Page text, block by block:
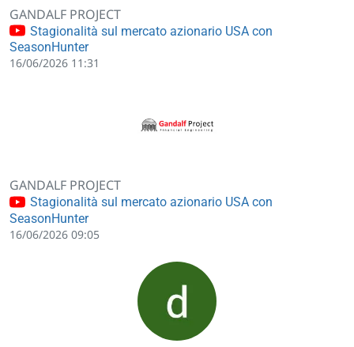
GANDALF PROJECT
Stagionalità sul mercato azionario USA con
SeasonHunter
16/06/2026 11:31
GANDALF PROJECT
Stagionalità sul mercato azionario USA con
SeasonHunter
16/06/2026 09:05